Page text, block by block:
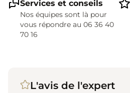
Services et conseils
Nos équipes sont là pour
vous répondre au 06 36 40
70 16
L'avis de l'expert